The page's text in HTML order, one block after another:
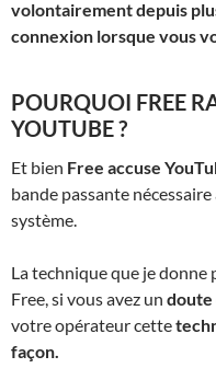
volontairement depuis
connexion lorsque vous
POURQUOI FREE
YOUTUBE ?
Et bien Free accuse
bande passante
système.
La technique que je donne
Free, si vous avez un doute
votre opérateur cette
façon.